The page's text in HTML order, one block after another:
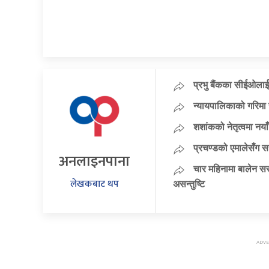
अनलाइनपाना
लेखकबाट थप
प्रभु बैंकका
न्यायपालिकाको
शशांकको नेतृत्वमा
प्रचण्डको एमालेसँग
चार महिनामा बालेन
असन्तुष्टि